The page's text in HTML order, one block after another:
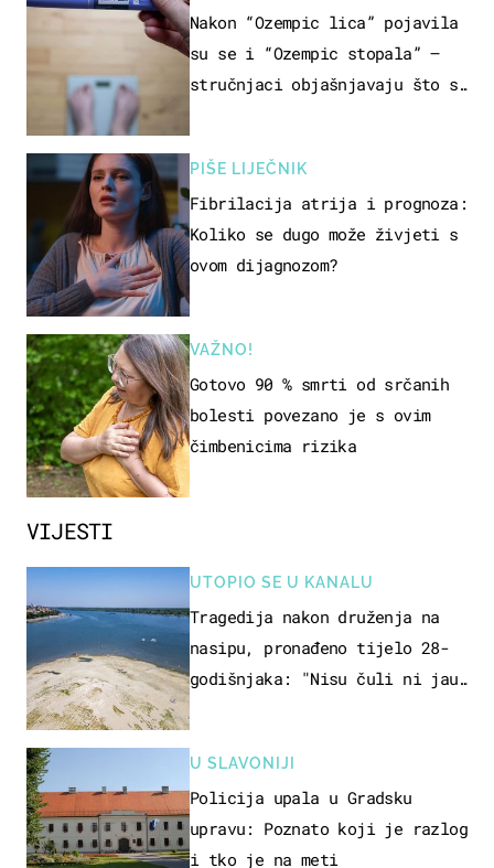
VIJESTI
UTOPIO SE U KANALU
Tragedija nakon druženja na
nasipu, pronađeno tijelo 28-
godišnjaka: "Nisu čuli ni jauk
U SLAVONIJI
Policija upala u Gradsku
upravu: Poznato koji je razlog
i tko je na meti
NUSPOJAVA, ALI ...
Nakon “Ozempic lica” pojavila
su se i “Ozempic stopala” –
stručnjaci objašnjavaju što se
PIŠE LIJEČNIK
Fibrilacija atrija i prognoza:
Koliko se dugo može živjeti s
ovom dijagnozom?
VAŽNO!
Gotovo 90 % smrti od srčanih
bolesti povezano je s ovim
čimbenicima rizika